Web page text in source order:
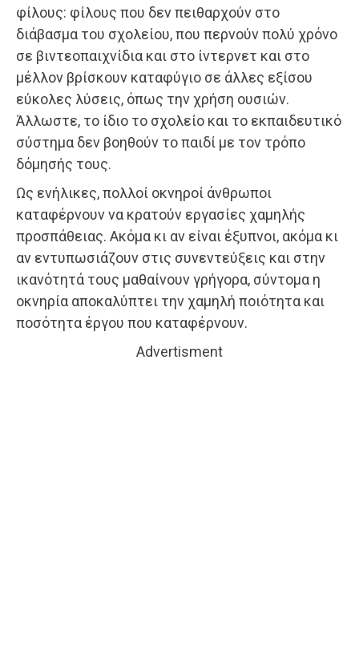
φίλους: φίλους που δεν πειθαρχούν στο
διάβασμα του σχολείου, που περνούν πολύ χρόνο
σε βιντεοπαιχνίδια και στο ίντερνετ και στο
μέλλον βρίσκουν καταφύγιο σε άλλες εξίσου
εύκολες λύσεις, όπως την χρήση ουσιών.
Άλλωστε, το ίδιο το σχολείο και το εκπαιδευτικό
σύστημα δεν βοηθούν το παιδί με τον τρόπο
δόμησής τους.
Ως ενήλικες, πολλοί οκνηροί άνθρωποι
καταφέρνουν να κρατούν εργασίες χαμηλής
προσπάθειας. Ακόμα κι αν είναι έξυπνοι, ακόμα κι
αν εντυπωσιάζουν στις συνεντεύξεις και στην
ικανότητά τους μαθαίνουν γρήγορα, σύντομα η
οκνηρία αποκαλύπτει την χαμηλή ποιότητα και
ποσότητα έργου που καταφέρνουν.
Advertisment